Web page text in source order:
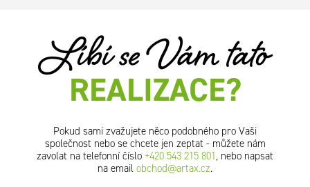
Líbí se Vám tato
REALIZACE?
Pokud sami zvažujete něco podobného pro Vaši
společnost nebo se chcete jen zeptat - můžete nám
zavolat na telefonní číslo +420 543 215 801 , nebo napsat
na email obchod@artax.cz.